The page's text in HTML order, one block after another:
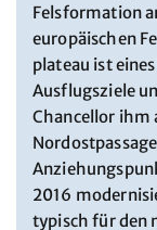
Felsformation
europäischen
plateau ist
Ausflugsziele
Chancellor ihm
2016
typisch für den